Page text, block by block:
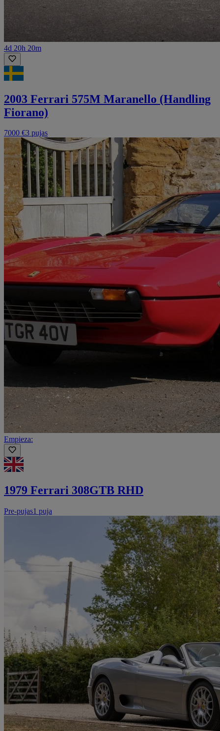
4d 20h 20m
2003 Ferrari 575M Maranello (Handling
Fiorano)
7000 €3 pujas
Empieza:
1979 Ferrari 308GTB RHD
Pre-pujas1 puja